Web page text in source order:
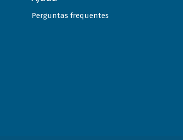
Perguntas frequentes